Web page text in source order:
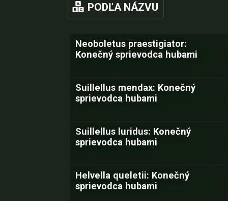
PODĽA NÁZVU
Neoboletus praestigiator:
Konečný sprievodca hubami
Suillellus mendax: Konečný
sprievodca hubami
Suillellus luridus: Konečný
sprievodca hubami
Helvella queletii: Konečný
sprievodca hubami